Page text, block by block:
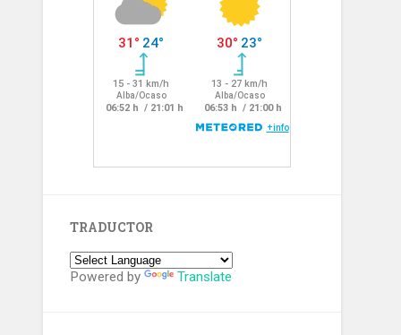
TRADUCTOR
Powered by Translate